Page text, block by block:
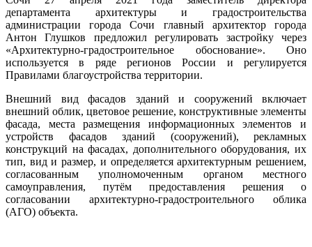
департамента архитектуры и градостроительства
администрации города Сочи главный архитектор города
Антон Глушков предложил регулировать застройку через
«Архитектурно-градостроительное обоснование». Оно
используется в ряде регионов России и регулируется
Правилами благоустройства территории.
Внешний вид фасадов зданий и сооружений включает
внешний облик, цветовое решение, конструктивные элементы
фасада, места размещения информационных элементов и
устройств фасадов зданий (сооружений), рекламных
конструкций на фасадах, дополнительного оборудования, их
тип, вид и размер, и определяется архитектурным решением,
согласованным уполномоченным органом местного
самоуправления, путём предоставления решения о
согласовании архитектурно-градостроительного облика
(АГО) объекта.